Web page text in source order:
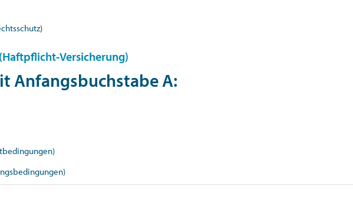
)
Versicherung)
AnfangsbuchstabeA: